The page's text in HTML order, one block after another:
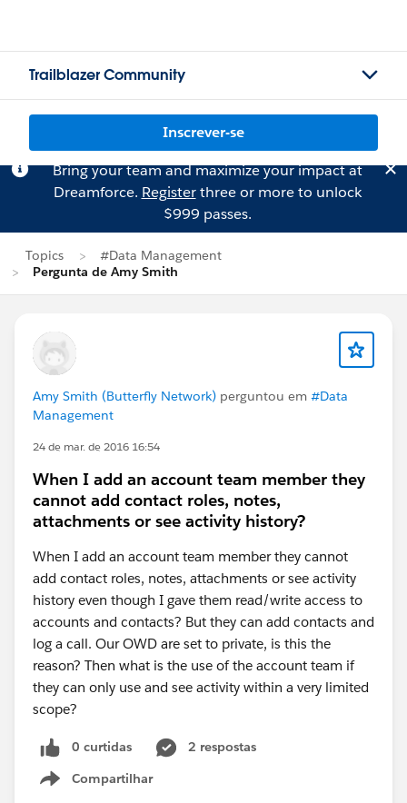
Trailblazer Community
Inscrever-se
Bring your team and maximize your impact at
Dreamforce. Registerthree or more to unlock
$999 passes.
Topics
#Data Management
Pergunta de Amy Smith
Amy Smith (Butterfly Network) perguntou em #Data
Management
24 de mar. de 2016 16:54
When I add an account team member they
cannot add contact roles, notes,
attachments or see activity history?
When I add an account team member they cannot
add contact roles, notes, attachments or see activity
history even though I gave them read/write access to
accounts and contacts? But they can add contacts and
log a call. Our OWD are set to private, is this the
reason? Then what is the use of the account team if
they can only use and see activity within a very limited
scope?
0 curtidas
2 respostas
Compartilhar
Show menu